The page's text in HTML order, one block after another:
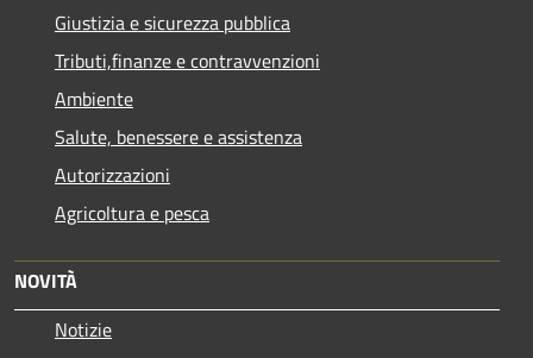
Giustizia e sicurezza pubblica
Tributi,finanze e contravvenzioni
Ambiente
Salute, benessere e assistenza
Autorizzazioni
Agricoltura e pesca
NOVITÀ
Notizie